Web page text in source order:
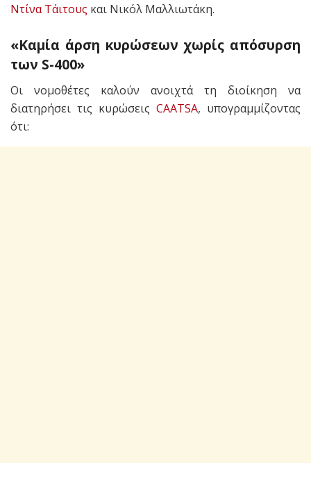
Ντίνα Τάιτους και Νικόλ Μαλλιωτάκη.
«Καμία άρση κυρώσεων χωρίς απόσυρση
των S-400»
Οι νομοθέτες καλούν ανοιχτά τη διοίκηση να
διατηρήσει τις κυρώσεις CAATSA, υπογραμμίζοντας
ότι: